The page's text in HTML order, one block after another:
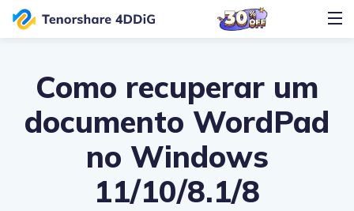
Como recuperar um
documento WordPad
no Windows
11/10/8.1/8